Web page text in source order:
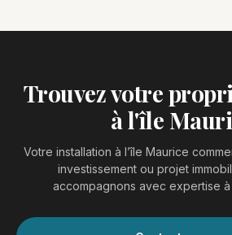
Trouvez votre
à l'île
Votre installation à l’île Maurice
investissement ou projet
accompagnons avec expertise